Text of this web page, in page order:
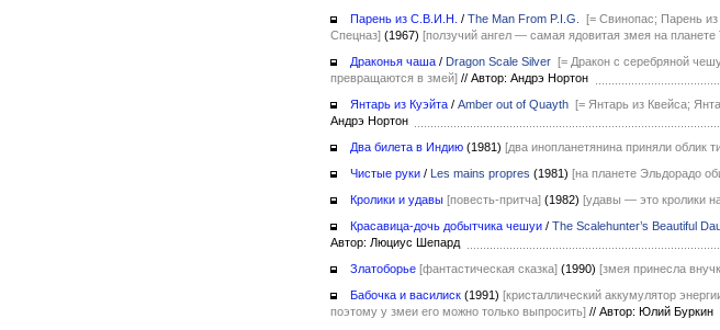
Парень из С.В.И.Н. / The Man From P.I.G.
[= Свинопас; Парень
Спецназ] (1967) [ползучий ангел — самая ядовитая змея на
Драконья чаша / Dragon Scale Silver [= Дракон с серебряной
превращаются в змей] // Автор: Андрэ Нортон
Янтарь из Куэйта / Amber out of Quayth [= Янтарь из Квейса;
Андрэ Нортон
Два билета в Индию (1981) [два инопланетянина приняли облик
Чистые руки / Les mains propres (1981) [на планете Эльдорадо
Кролики и удавы [повесть-притча] (1982) [удавы — это кролики
Красавица-дочь добытчика чешуи / The Scalehunter’s Beautiful
Автор: Люциус Шепард
Златоборье [фантастическая сказка] (1990) [змея принесла
Бабочка и василиск (1991) [кристаллический аккумулятор
поэтому у змеи его можно только выпросить] // Автор: Юлий Буркин